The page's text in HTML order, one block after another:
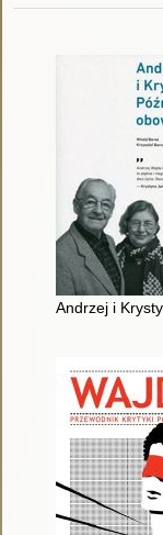
Andrzej i